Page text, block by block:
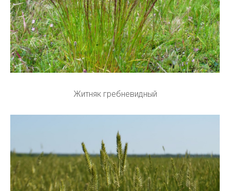
Житняк гребневидный